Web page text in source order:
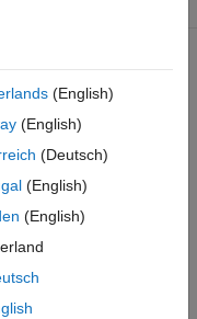
idx)
ックスを付けます。
(English)
(English)
(Deutsch)
(English)
(English)